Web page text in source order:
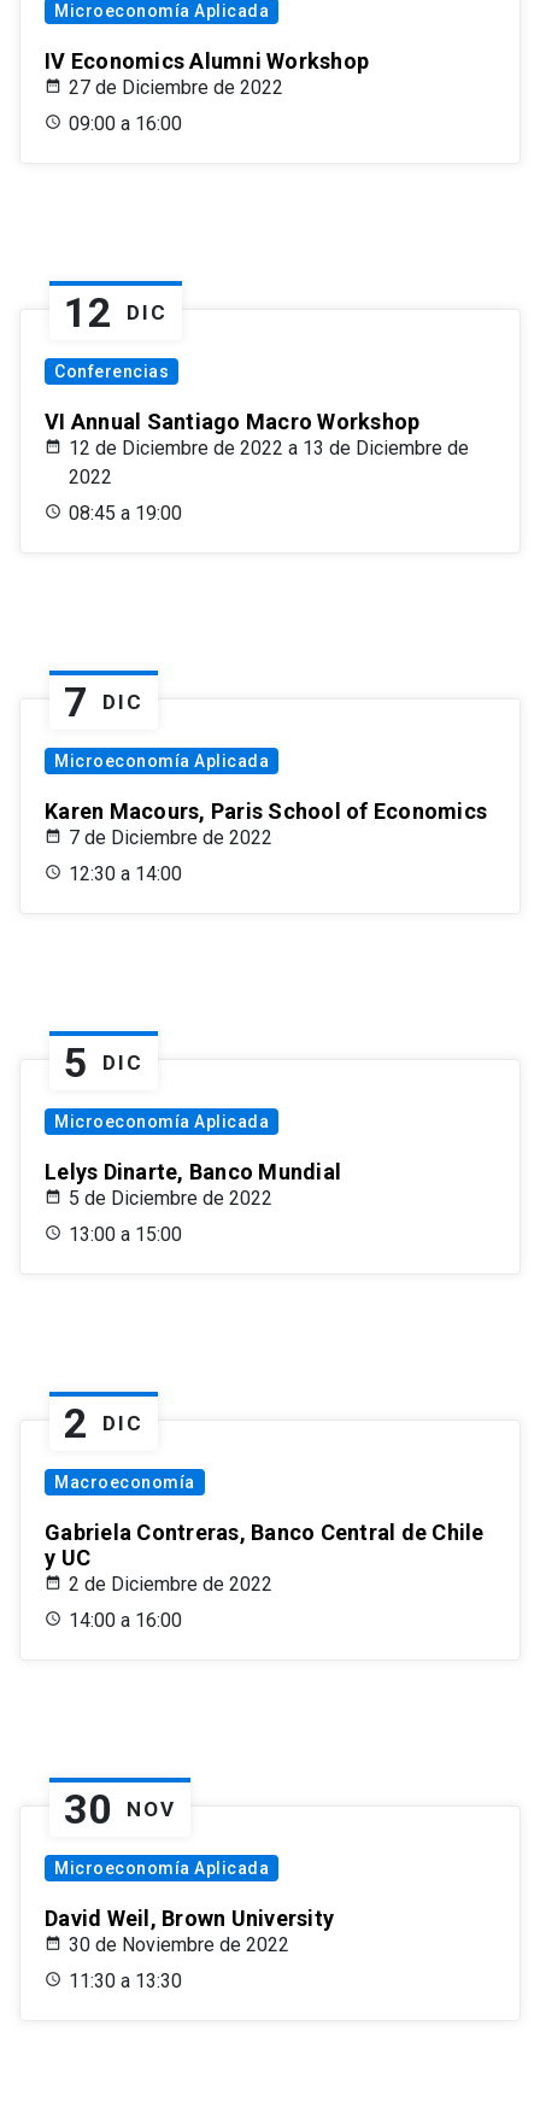
Microeconomía Aplicada
IV Economics Alumni Workshop
27 de Diciembre de 2022
09:00 a 16:00
12 DIC
Conferencias
VI Annual Santiago Macro Workshop
12 de Diciembre de 2022 a 13 de Diciembre de
2022
08:45 a 19:00
7 DIC
Microeconomía Aplicada
Karen Macours, Paris School of Economics
7 de Diciembre de 2022
12:30 a 14:00
5 DIC
Microeconomía Aplicada
Lelys Dinarte, Banco Mundial
5 de Diciembre de 2022
13:00 a 15:00
2 DIC
Macroeconomía
Gabriela Contreras, Banco Central de Chile
y UC
2 de Diciembre de 2022
14:00 a 16:00
30 NOV
Microeconomía Aplicada
David Weil, Brown University
30 de Noviembre de 2022
11:30 a 13:30